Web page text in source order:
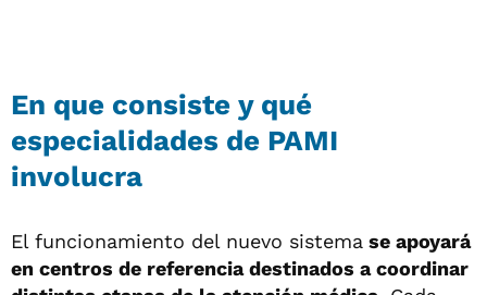
En que consiste y qué
especialidades de PAMI
involucra
El funcionamiento del nuevo sistema se apoyará
en centros de referencia destinados a coordinar